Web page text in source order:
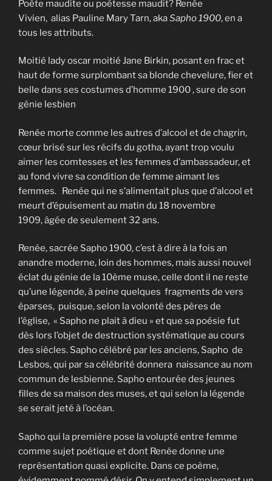
Poète maudite ou poétesse maudit? Renée
Vivien, alias Pauline Mary Tarn, akaSapho 1900, en a
tous les attributs.
Moitié lady oscar moitié Jane Birkin, posant en frac et
haut de forme surplombant sa blonde chevelure, fier et
belle dans ses costumes d’homme 1900 , sure de son
génie lesbien
Renée morte comme les autres d’alcool et de chagrin,
cœur brisé sur les récifs du gotha, ayant trop voulu
aimer les comtesses et les femmes d’ambassadeur, et
au fond vivre sa condition de femme aimant les
femmes. Renée qui ne s’alimentait plus que d’alcool et
meurt d’épuisement au matin du 18 novembre
1909, âgée de seulement 32 ans.
Renée, sacrée Sapho 1900, c’est à dire à la fois an
anandre moderne, loin des hommes, mais aussi nouvel
éclat du génie de la 10ème muse, celle dont il ne reste
qu’une légende, à peine quelques fragments de vers
éparses, puisque, selon la volonté des pères de
l’église, « Sapho ne plait à dieu » et que sa poésie fut
dès lors l’objet de destruction systématique au cours
des siècles. Sapho célébré par les anciens, Sapho de
Lesbos, qui par sa célébrité donnera naissance au nom
commun de lesbienne. Sapho entourée des jeunes
filles de sa maison des muses, et qui selon la légende
se serait jeté à l’océan.
Sapho qui la première pose la volupté entre femme
comme sujet poétique et dont Renée donne une
représentation quasi explicite. Dans ce poème,